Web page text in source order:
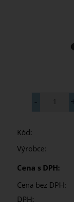
Kód:
Výrobce:
Cena s DPH:
Cena bez DPH:
DPH: